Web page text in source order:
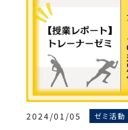
2024/01/05 ゼミ活動